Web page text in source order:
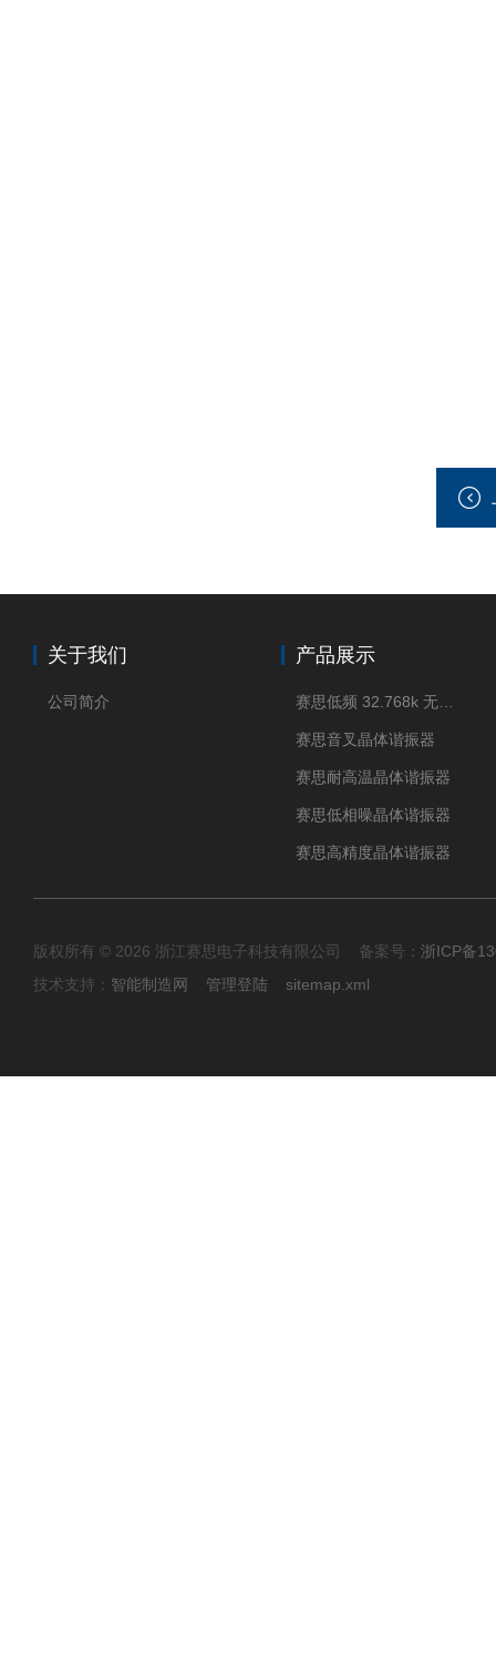
关于我们
公司简介
产品展示
赛思音叉晶体谐振器
赛思耐高温晶体谐振器
赛思低相噪晶体谐振器
赛思高精度晶体谐振器
版权所有 © 2026 浙江赛思电子科技有限公司 备案号： 浙ICP备
技术支持： 智能制造网 管理登陆 sitemap.xml